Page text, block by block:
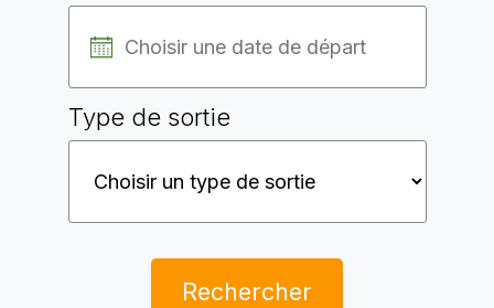
Type de sortie
Rechercher